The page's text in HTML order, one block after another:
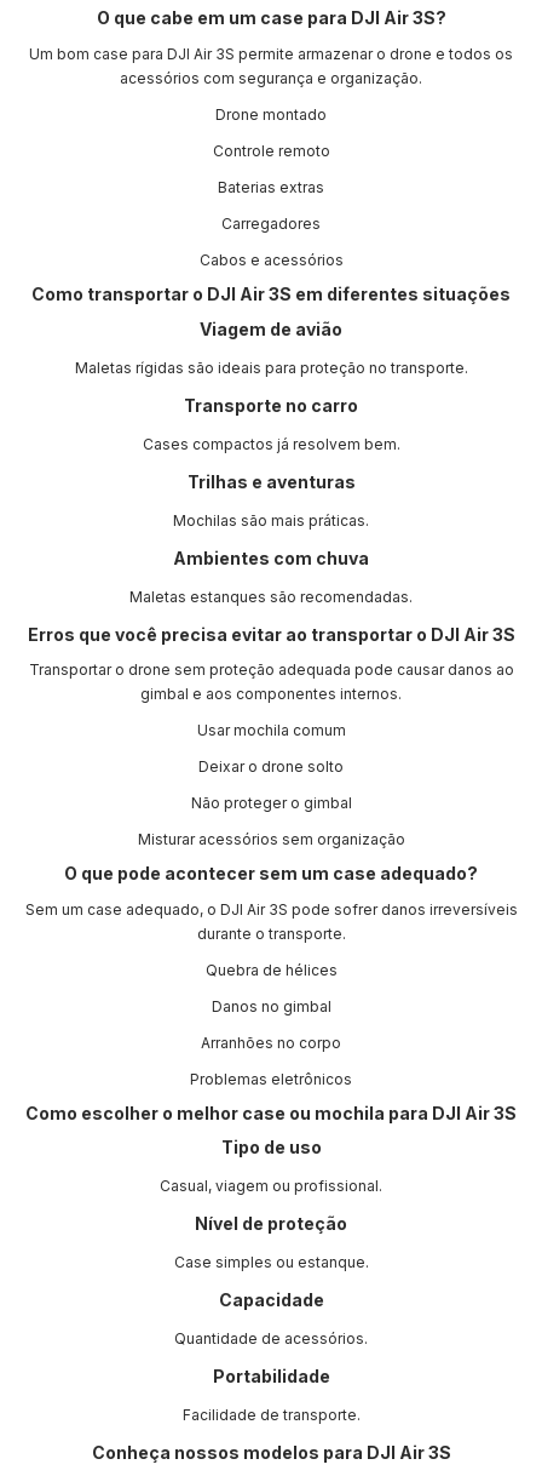
O que cabe em um case para DJI Air 3S?
Um bom case para DJI Air 3S permite armazenar o drone e todos os
acessórios com segurança e organização.
Drone montado
Controle remoto
Baterias extras
Carregadores
Cabos e acessórios
Como transportar o DJI Air 3S em diferentes situações
Viagem de avião
Maletas rígidas são ideais para proteção no transporte.
Transporte no carro
Cases compactos já resolvem bem.
Trilhas e aventuras
Mochilas são mais práticas.
Ambientes com chuva
Maletas estanques são recomendadas.
Erros que você precisa evitar ao transportar o DJI Air 3S
Transportar o drone sem proteção adequada pode causar danos ao
gimbal e aos componentes internos.
Usar mochila comum
Deixar o drone solto
Não proteger o gimbal
Misturar acessórios sem organização
O que pode acontecer sem um case adequado?
Sem um case adequado, o DJI Air 3S pode sofrer danos irreversíveis
durante o transporte.
Quebra de hélices
Danos no gimbal
Arranhões no corpo
Problemas eletrônicos
Como escolher o melhor case ou mochila para DJI Air 3S
Tipo de uso
Casual, viagem ou profissional.
Nível de proteção
Case simples ou estanque.
Capacidade
Quantidade de acessórios.
Portabilidade
Facilidade de transporte.
Conheça nossos modelos para DJI Air 3S